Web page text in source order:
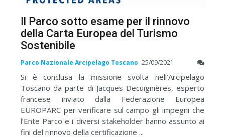
Il Parco sotto esame per il rinnovo
della Carta Europea del Turismo
Sostenibile
Parco Nazionale Arcipelago Toscano 25/09/2021
Si è conclusa la missione svolta nell’Arcipelago
Toscano da parte di Jacques Decuignières, esperto
francese inviato dalla Federazione Europea
EUROPARC per verificare sul campo gli impegni che
l’Ente Parco e i diversi stakeholder hanno assunto ai
fini del rinnovo della certificazione ...